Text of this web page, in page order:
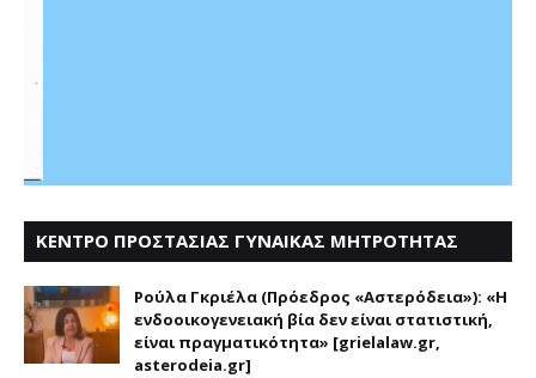
ΚΕΝΤΡΟ ΠΡΟΣΤΑΣΙΑΣ ΓΥΝΑΙΚΑΣ ΜΗΤΡΟΤΗΤΑΣ
Ρούλα Γκριέλα (Πρόεδρος «Αστερόδεια»): «Η
ενδοοικογενειακή βία δεν είναι στατιστική,
είναι πραγματικότητα» [grielalaw.gr,
asterodeia.gr]